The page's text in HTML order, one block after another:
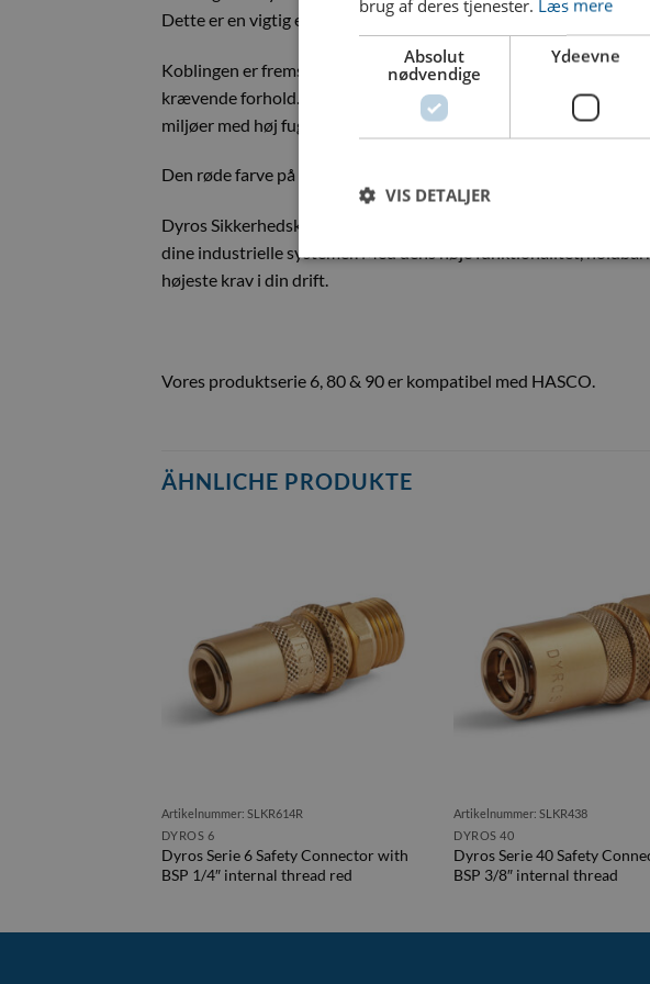
Dette er en vigtig egenskab i systemer, hvor hastighed og
Koblingen er fremstillet af massiv messing, hvilket giver
krævende forhold. For ekstra beskyttelse mod korrosion kan
miljøer med høj fugtighed eller kemisk påvirkning.
Den røde farve på koblingen har en praktisk funktion som
Dyros Sikkerhedskobling med G 3/4″ udvendigt gevind – rød er
dine industrielle systemer. Med dens høje funktionalitet,
højeste krav i din drift.
Vores produktserie 6, 80 & 90 er kompatibel med HASCO.
ÄHNLICHE PRODUKTE
Artikelnummer: SLKR614R
DYROS 6
Dyros Serie 6 Safety Connector with
BSP 1/4″ internal thread red
Artikelnummer: SLKR438
DYROS 40
Dyros Serie 40 Safety
BSP 3/8″ internal thread
brug af deres tjenester. Læs mere
Absolut
nødvendige
Ydeevne
VIS DETALJER